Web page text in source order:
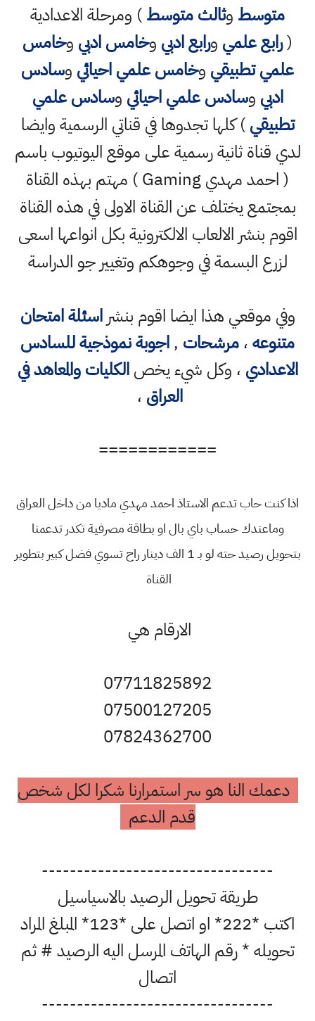
متوسط وثالث متوسط) ومرحلة الاعدادية
(رابع علمي ورابع ادبي وخامس ادبي وخامس
علمي تطبيقي وخامس علمي احيائي وسادس
ادبي وسادس علمي احيائي وسادس علمي
تطبيقي) كلها تجدوها في قناتي الرسمية وايضا
لدي قناة ثانية رسمية على موقع اليوتيوب باسم
( احمد مهدي Gaming ) مهتم بهذه القناة
بمجتمع يختلف عن القناة الاولى في هذه القناة
اقوم بنشر الالعاب الالكترونية بكل انواعها اسعى
لزرع البسمة في وجوهكم وتغيير جو الدراسة
وفي موقعي هذا ايضا اقوم بنشراسئلة امتحان
متنوعه،مرشحات ,اجوبة نموذجية للسادس
الاعدادي ، وكل شيء يخصالكليات والمعاهد في
العراق ،
============
اذا كنت حاب تدعم الاستاذ احمد مهدي ماديا من داخل العراق
وماعندك حساب باي بال او بطاقة مصرفية تكدر تدعمنا
بتحويل رصيد حته لو بـ 1 الف دينار راح تسوي فضل كبير بتطوير
القناة
الارقام هي
07711825892
07500127205
07824362700
دعمك النا هو سر استمرارنا شكرا لكل شخص
قدم الدعم
---------------------------------
طريقة تحويل الرصيد بالاسياسيل
اكتب *222* او اتصل على *123* المبلغ المراد
تحويله * رقم الهاتف المرسل اليه الرصيد # ثم
اتصال
---------------------------------